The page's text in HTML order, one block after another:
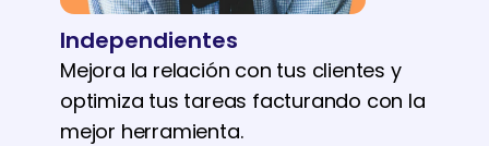
Independientes
Mejora la relación con tus clientes y
optimiza tus tareas facturando con la
mejor herramienta.